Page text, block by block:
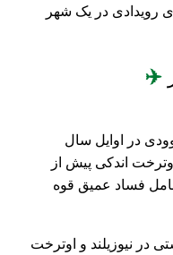
رویدادی در یک شهر
✈️
در اوایل سال
اوترخت اندکی پیش از
که شامل فساد عمیق قوه
تروریستی در نیوزیلند و اوترخت